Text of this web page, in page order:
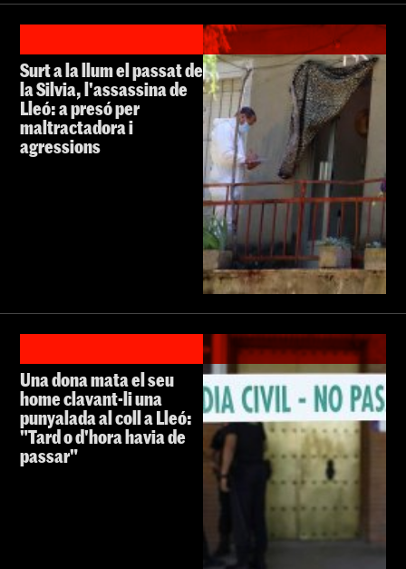
Surt a la llum el passat de
la Silvia, l'assassina de
Lleó: a presó per
maltractadora i
agressions
Una dona mata el seu
home clavant-li una
punyalada al coll a Lleó:
"Tard o d'hora havia de
passar"